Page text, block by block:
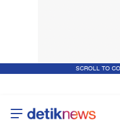
SCROLL TO